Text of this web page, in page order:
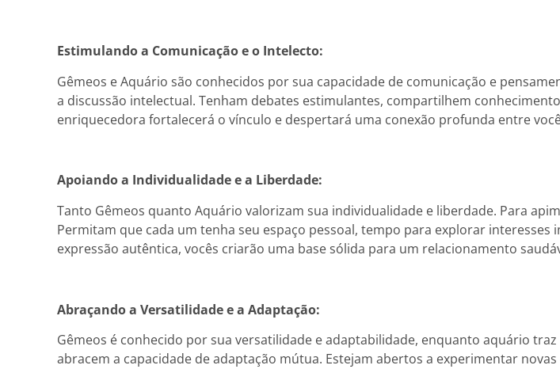
Estimulando a Comunicação e o Intelecto:
Gêmeos e Aquário são conhecidos por sua capacidade de comunicação e
a discussão intelectual. Tenham debates estimulantes, compartilhem
enriquecedora fortalecerá o vínculo e despertará uma conexão profunda entre
Apoiando a Individualidade e a Liberdade:
Tanto Gêmeos quanto Aquário valorizam sua individualidade e liberdade. Para
Permitam que cada um tenha seu espaço pessoal, tempo para explorar
expressão autêntica, vocês criarão uma base sólida para um relacionamento
Abraçando a Versatilidade e a Adaptação:
Gêmeos é conhecido por sua versatilidade e adaptabilidade, enquanto aquário
abracem a capacidade de adaptação mútua. Estejam abertos a experimentar